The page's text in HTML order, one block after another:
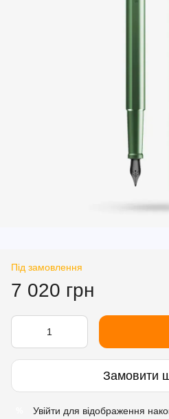
Під замовлення
7 020 грн
Замовити
Увійти для відображення